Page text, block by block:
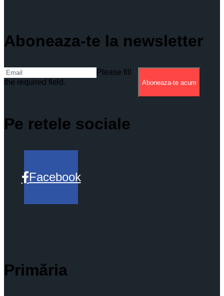
Aboneaza-te la newsletter
Please fill
the required field.
Aboneaza-te acum
Pe retele sociale
Facebook
Primăria